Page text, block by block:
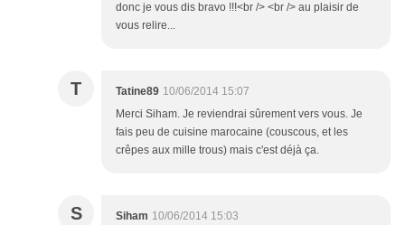
donc je vous dis bravo !!!<br /> <br /> au plaisir de
vous relire...
T Tatine89 10/06/2014 15:07
Merci Siham. Je reviendrai sûrement vers vous. Je
fais peu de cuisine marocaine (couscous, et les
crêpes aux mille trous) mais c'est déjà ça.
S Siham 10/06/2014 15:03